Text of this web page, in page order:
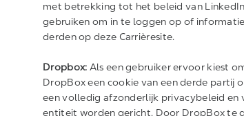
met betrekking tot het beleid van
gebruiken om in te loggen op of
derden op deze Carrièresite.
Dropbox: Als een gebruiker ervoor kiest
DropBox een cookie van een derde partij
een volledig afzonderlijk privacybeleid
entiteit worden gericht. Door DropBox te